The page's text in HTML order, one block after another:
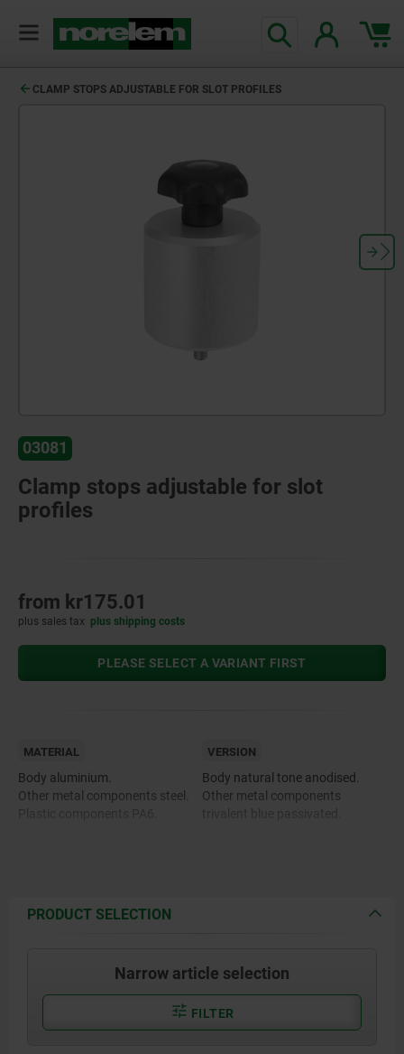
CLAMP STOPS ADJUSTABLE FOR SLOT PROFILES
03081
Clamp stops adjustable for slot
profiles
from kr175.01
plus sales tax plus shipping costs
PLEASE SELECT A VARIANT FIRST
MATERIAL
Body aluminium.
Other metal components steel.
VERSION
Body natural tone anodised.
Other metal components
PRODUCT SELECTION
Narrow article selection
FILTER